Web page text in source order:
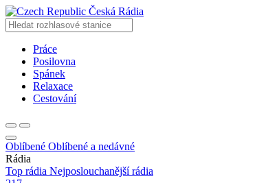
Česká Rádia
Práce
Posilovna
Spánek
Relaxace
Cestování
Oblíbené Oblíbené a nedávné
Rádia
Top rádia Nejposlouchanější rádia